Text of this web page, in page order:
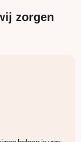
zorgen